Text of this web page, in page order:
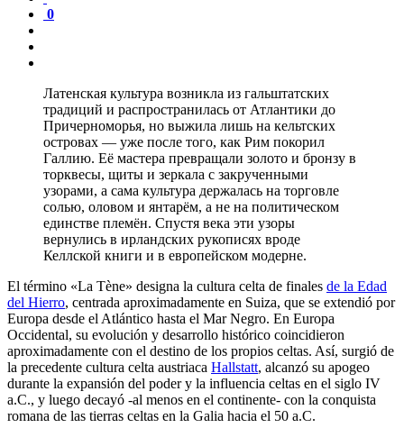
0
Латенская культура возникла из гальштатских
традиций и распространилась от Атлантики до
Причерноморья, но выжила лишь на кельтских
островах — уже после того, как Рим покорил
Галлию. Её мастера превращали золото и бронзу в
торквесы, щиты и зеркала с закрученными
узорами, а сама культура держалась на торговле
солью, оловом и янтарём, а не на политическом
единстве племён. Спустя века эти узоры
вернулись в ирландских рукописях вроде
Келлской книги и в европейском модерне.
El término «La Tène» designa la cultura celta de finales de la Edad
del Hierro, centrada aproximadamente en Suiza, que se extendió por
Europa desde el Atlántico hasta el Mar Negro. En Europa
Occidental, su evolución y desarrollo histórico coincidieron
aproximadamente con el destino de los propios celtas. Así, surgió de
la precedente cultura celta austriaca Hallstatt, alcanzó su apogeo
durante la expansión del poder y la influencia celtas en el siglo IV
a.C., y luego decayó -al menos en el continente- con la conquista
romana de las tierras celtas en la Galia hacia el 50 a.C.